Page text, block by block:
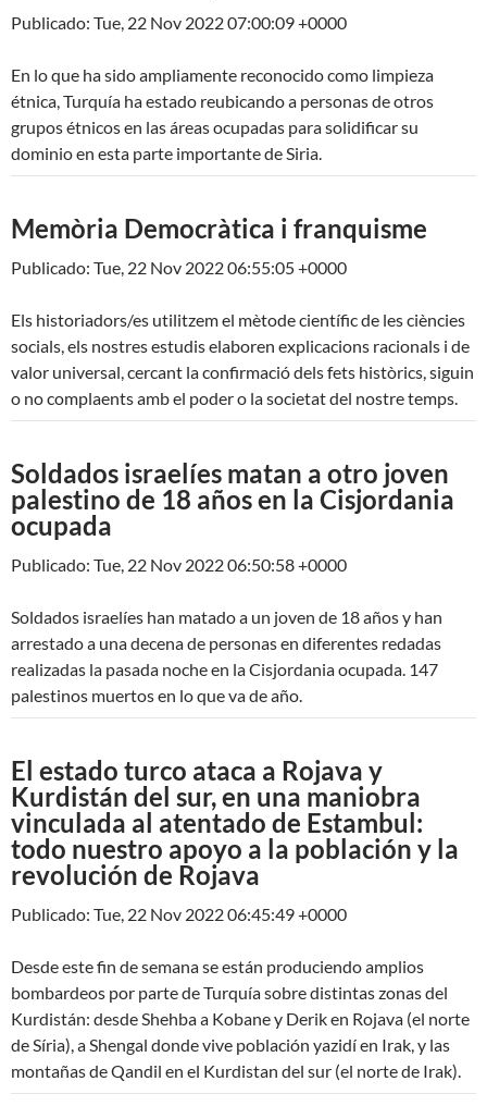
Publicado: Tue, 22 Nov 2022 07:00:09 +0000
En lo que ha sido ampliamente reconocido como limpieza
étnica, Turquía ha estado reubicando a personas de otros
grupos étnicos en las áreas ocupadas para solidificar su
dominio en esta parte importante de Siria.
Memòria Democràtica i franquisme
Publicado: Tue, 22 Nov 2022 06:55:05 +0000
Els historiadors/es utilitzem el mètode científic de les ciències
socials, els nostres estudis elaboren explicacions racionals i de
valor universal, cercant la confirmació dels fets històrics, siguin
o no complaents amb el poder o la societat del nostre temps.
Soldados israelíes matan a otro joven
palestino de 18 años en la Cisjordania
ocupada
Publicado: Tue, 22 Nov 2022 06:50:58 +0000
Soldados israelíes han matado a un joven de 18 años y han
arrestado a una decena de personas en diferentes redadas
realizadas la pasada noche en la Cisjordania ocupada. 147
palestinos muertos en lo que va de año.
El estado turco ataca a Rojava y
Kurdistán del sur, en una maniobra
vinculada al atentado de Estambul:
todo nuestro apoyo a la población y la
revolución de Rojava
Publicado: Tue, 22 Nov 2022 06:45:49 +0000
Desde este fin de semana se están produciendo amplios
bombardeos por parte de Turquía sobre distintas zonas del
Kurdistán: desde Shehba a Kobane y Derik en Rojava (el norte
de Síria), a Shengal donde vive población yazidí en Irak, y las
montañas de Qandil en el Kurdistan del sur (el norte de Irak).